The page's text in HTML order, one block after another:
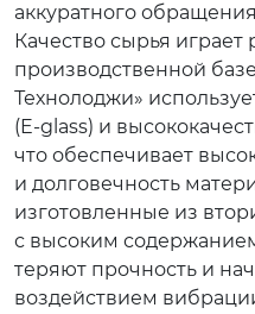
аккуратного
Качество сырья
производственной
Технолоджи»
(E-glass) и
что обеспечивает
и долговечность
изготовленные из
с высоким
теряют прочность и
воздействием